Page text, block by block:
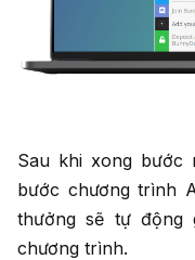
Sau khi xong bước
bước chương trình
thưởng sẽ tự
chương trình.